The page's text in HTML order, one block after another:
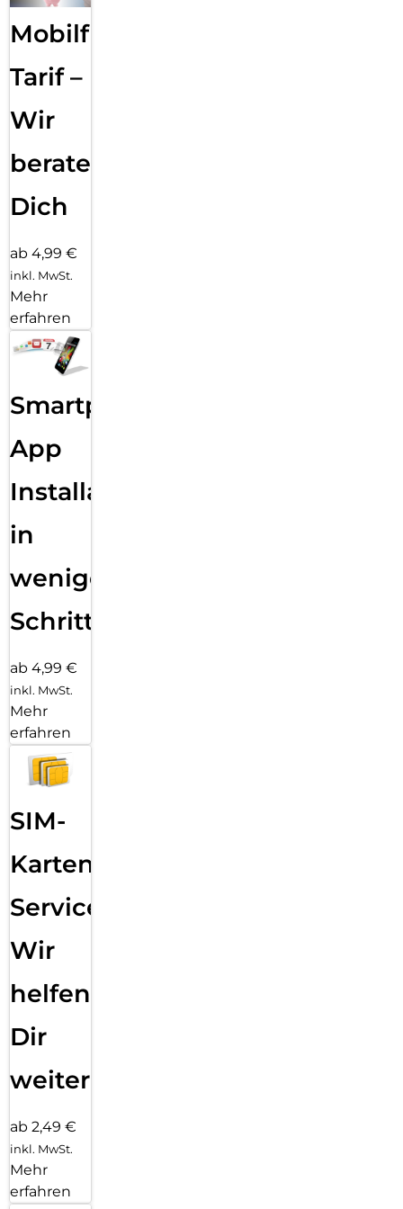
Mobilfunk
Tarif –
Wir
beraten
Dich
ab 4,99 €
inkl. MwSt.
Mehr
erfahren
Smartphone
App
Installation
in
wenigen
Schritten
ab 4,99 €
inkl. MwSt.
Mehr
erfahren
SIM-
Karten
Service:
Wir
helfen
Dir
weiter
ab 2,49 €
inkl. MwSt.
Mehr
erfahren